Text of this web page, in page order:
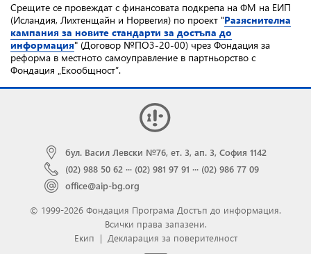
Срещите се провеждат с финансовата подкрепа на ФМ на ЕИП
(Исландия, Лихтенщайн и Норвегия) по проект "Разяснителна
кампания за новите стандарти за достъпа до
информация" (Договор №ПО3-20-00) чрез Фондация за
реформа в местното самоуправление в партньорство с
Фондация „Екообщност”.
бул. Васил Левски №76, ет. 3, ап. 3, София 1142
(02) 988 50 62 ··· (02) 981 97 91 ··· (02) 986 77 09
office@aip-bg.org
© 1999-2026 Фондация Програма Достъп до информация.
Всички права запазени.
Екип | Декларация за поверителност